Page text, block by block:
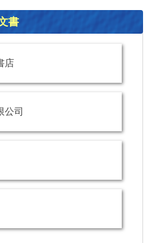
書
店
公司